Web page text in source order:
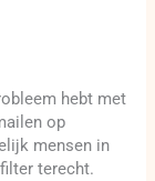
hebt met
op
mensen in
terecht.